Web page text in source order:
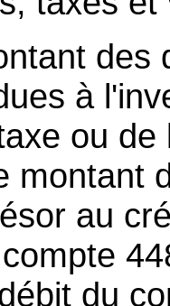
des
à
ou
montant
au
du